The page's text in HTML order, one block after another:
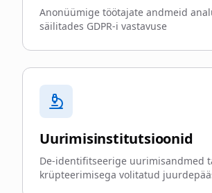
Anonüümige töötajate andmeid
säilitades GDPR-i vastavuse
Uurimisinstitutsioonid
De-identifitseerige uurimisandmed
krüpteerimisega volitatud